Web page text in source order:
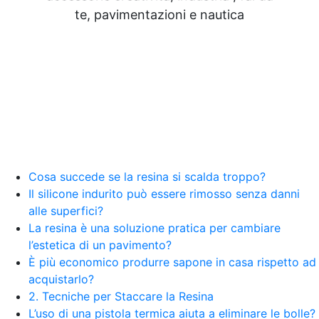
Resine Pareti con resina Adesivi Strutturali DIY
Resine Ghiaia e resina Rivestire con resina Corso
bicomponente plastica Bicomponente
trasparente Pasta bicomponente per metalli
Epossidica bicomponente Bicomponente
epossidico Colle bicomponenti Epossidica
significato Epossidico significato Polietilene telo
Smalto epossidico Colla epossidica legno Colla
epossidica per plastica Collanti epossidici Colla
bicomponente per plastica Cariche per Epossidici
Cariche Epossidiche Adesivo bicomponente
epossidico Colla bicomponente epossidica
te, pavimentazioni e nautica
Cosa succede se la resina si scalda troppo?
Il silicone indurito può essere rimosso senza danni
alle superfici?
La resina è una soluzione pratica per cambiare
l’estetica di un pavimento?
È più economico produrre sapone in casa rispetto ad
acquistarlo?
2. Tecniche per Staccare la Resina
L’uso di una pistola termica aiuta a eliminare le bolle?